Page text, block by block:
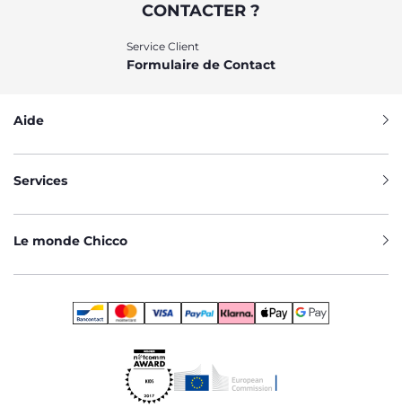
CONTACTER ?
Service Client
Formulaire de Contact
Aide
Services
Le monde Chicco